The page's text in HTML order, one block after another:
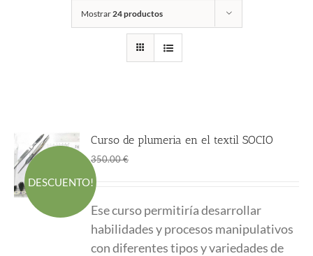
Mostrar24 productos
DESCUENTO!
Curso de plumeria en el textil SOCIO
350.00€
era:
350.00 €.
es:
195.00 €.
Ese curso permitiría desarrollar
habilidades y procesos manipulativos
con diferentes tipos y variedades de